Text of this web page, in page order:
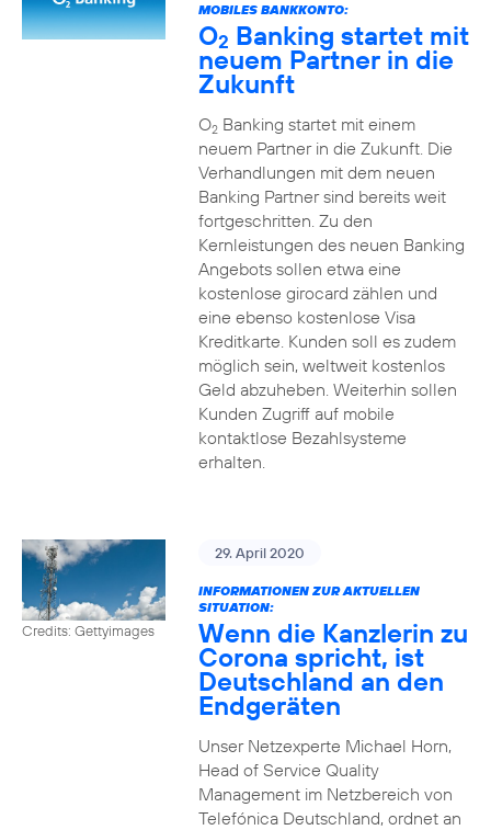
MOBILES BANKKONTO:
O2 Banking startet mit
neuem Partner in die
Zukunft
O2Banking startet mit einem
neuem Partner in die Zukunft. Die
Verhandlungen mit dem neuen
Banking Partner sind bereits weit
fortgeschritten. Zu den
Kernleistungen des neuen Banking
Angebots sollen etwa eine
kostenlose girocard zählen und
eine ebenso kostenlose Visa
Kreditkarte. Kunden soll es zudem
möglich sein, weltweit kostenlos
Geld abzuheben. Weiterhin sollen
Kunden Zugriff auf mobile
kontaktlose Bezahlsysteme
erhalten.
Credits: Gettyimages
29. April 2020
INFORMATIONEN ZUR AKTUELLEN
SITUATION:
Wenn die Kanzlerin zu
Corona spricht, ist
Deutschland an den
Endgeräten
Unser Netzexperte Michael Horn,
Head of Service Quality
Management im Netzbereich von
Telefónica Deutschland, ordnet an